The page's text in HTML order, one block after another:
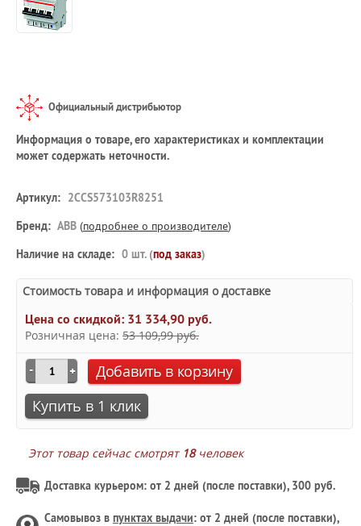
Официальный дистрибьютор
Информация о товаре, его характеристиках и комплектации
может содержать неточности.
Артикул: 2CCS573103R8251
Бренд: ABB (подробнее о производителе)
Наличие на складе: 0 шт. (под заказ)
Стоимость товара и информация о доставке
Цена со скидкой: 31 334,90 руб.
Розничная цена: 53 109,99 руб.
Добавить в корзину
Купить в 1 клик
Этот товар сейчас смотрят 18человек
Доставка курьером: от 2 дней (после поставки), 300 руб.
Самовывоз в пунктах выдачи: от 2 дней (после поставки),